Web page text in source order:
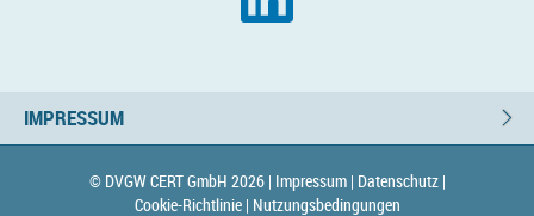
IMPRESSUM
© DVGW CERT GmbH 2026 | Impressum | Datenschutz |
Cookie-Richtlinie | Nutzungsbedingungen